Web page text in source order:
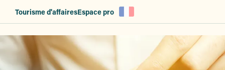
principal
Tourisme d'affairesEspace pro